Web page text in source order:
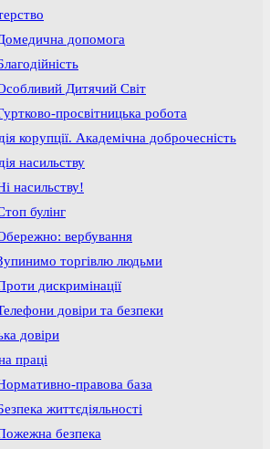
допомога
Дитячий Світ
просвітницька робота
корупції. Академічна доброчесність
насильству
насильству!
булінг
вербування
торгівлю людьми
дискримінації
довіри та безпеки
довіри
праці
правова база
життєдіяльності
безпека